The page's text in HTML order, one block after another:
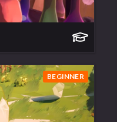
BEGINNER